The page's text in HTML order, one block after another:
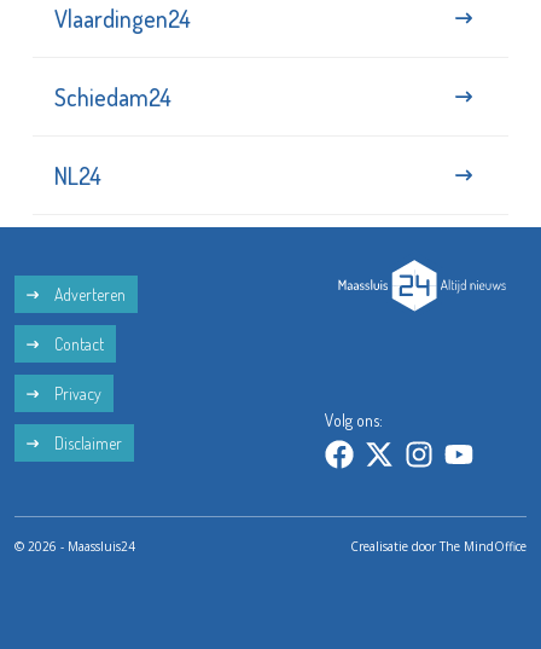
Vlaardingen24
Schiedam24
NL24
Adverteren
Contact
Privacy
Disclaimer
Volg ons:
© 2026 - Maassluis24 Crealisatie doorThe MindOffice